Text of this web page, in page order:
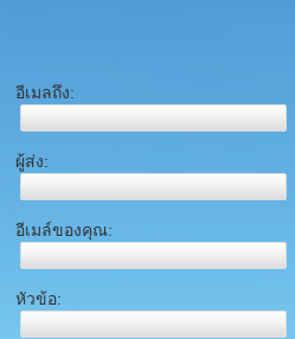
อีเมลถึง:
ผู้ส่ง:
อีเมล์ของคุณ:
หัวข้อ: